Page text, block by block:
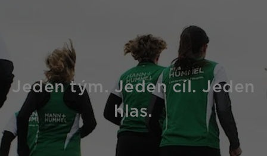
Jeden tým. Jeden cíl. Jeden
hlas.